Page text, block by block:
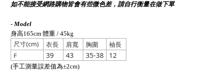
如不能接受網路購物皆會有些微色差，請自行衡量在做下單
- Model
身高165cm 體重 / 45kg
尺寸(cm) 衣長 肩寬 胸圍
袖長
F
39 43 35-38 12
(手工測量誤差值為±2cm)